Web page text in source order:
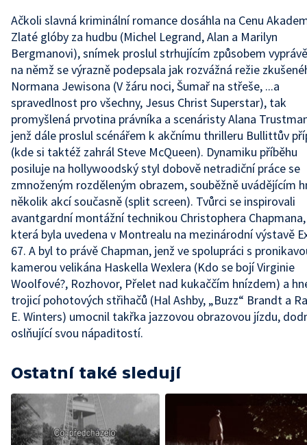
Ačkoli slavná kriminální romance dosáhla na Cenu
Zlaté glóby za hudbu (Michel Legrand, Alan a Marilyn
Bergmanovi), snímek proslul strhujícím způsobem
na němž se výrazně podepsala jak rozvážná režie
Normana Jewisona (V žáru noci, Šumař na střeše, ...a
spravedlnost pro všechny, Jesus Christ Superstar), tak
promyšlená prvotina právníka a scenáristy Alana
jenž dále proslul scénářem k akčnímu thrilleru Bullittův
(kde si taktéž zahrál Steve McQueen). Dynamiku příběhu
posiluje na hollywoodský styl dobově netradiční práce se
zmnoženým rozděleným obrazem, souběžně uvádějícím
několik akcí současně (split screen). Tvůrci se inspirovali
avantgardní montážní technikou Christophera Chapmana,
která byla uvedena v Montrealu na mezinárodní výstavě
67. A byl to právě Chapman, jenž ve spolupráci s
kamerou velikána Haskella Wexlera (Kdo se bojí Virginie
Woolfové?, Rozhovor, Přelet nad kukaččím hnízdem) a
trojicí pohotových střihačů (Hal Ashby, „Buzz“ Brandt a
E. Winters) umocnil takřka jazzovou obrazovou jízdu,
oslňující svou nápaditostí.
Ostatní také sledují